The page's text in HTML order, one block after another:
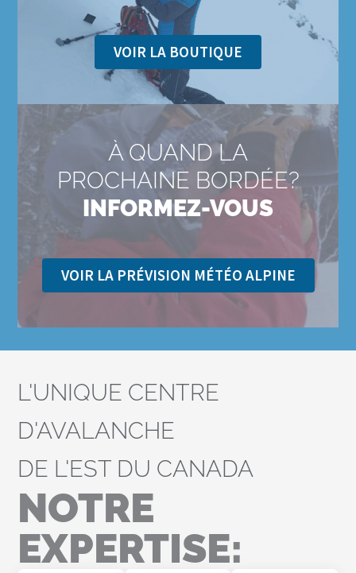
VOIR LA BOUTIQUE
À QUAND LA
PROCHAINE BORDÉE?
INFORMEZ-VOUS
VOIR LA PRÉVISION MÉTÉO ALPINE
L'UNIQUE CENTRE
D'AVALANCHE
DE L'EST DU CANADA
NOTRE
EXPERTISE: